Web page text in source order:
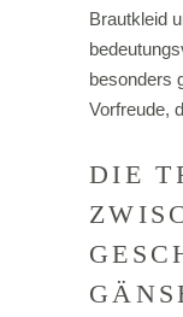
Brautkleid
besonders
Vorfreude,
DIE